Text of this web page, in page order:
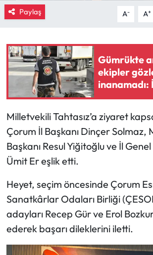
Paylaş A- A+
Gümrükte
ekipler
58 bin 519
Milletvekili Tahtasız’a ziyaret
Çorum İl Başkanı Dinçer Solmaz,
Başkanı Resul Yiğitoğlu ve İl
Ümit Er eşlik etti.
Heyet, seçim öncesinde Çorum
Sanatkârlar Odaları Birliği
adayları Recep Gür ve Erol
ederek başarı dileklerini iletti.
Kargı Haberleri
Kültür Sanat
Laçin Haberleri
Mecitözü Haberleri
Oğuzlar Haberleri
Ortaköy Haberleri
Osmancık Haberleri
Otomotiv